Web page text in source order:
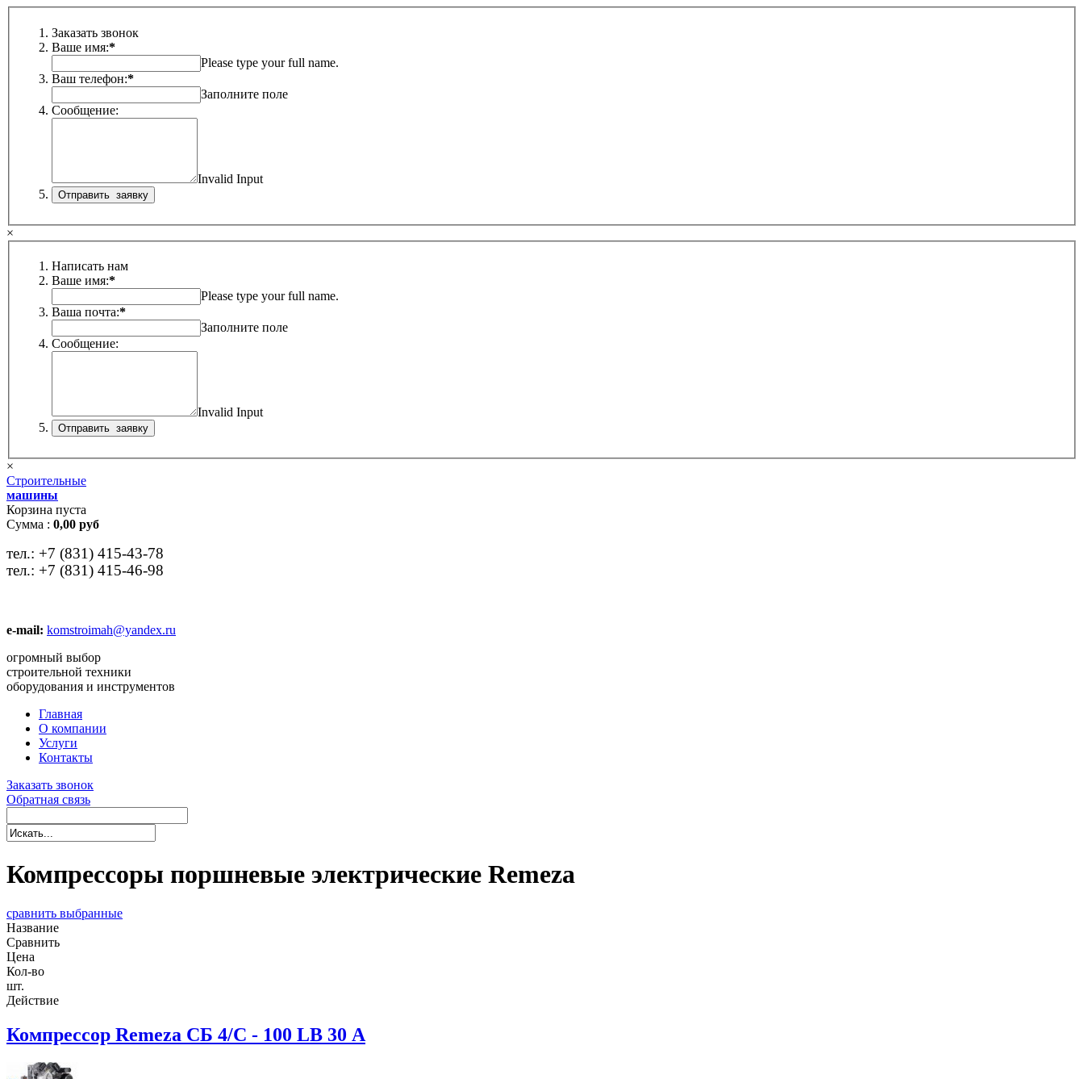
Заказать звонок
Ваше имя:*
Please type your full name.
Ваш телефон:*
Заполните поле
Сообщение:
Invalid Input
×
Написать нам
Ваше имя:*
Please type your full name.
Ваша почта:*
Заполните поле
Сообщение:
Invalid Input
×
Строительные
машины
Корзина пуста
Сумма : 0,00 руб
тел.: +7 (831) 415-43-78
тел.: +7 (831) 415-46-98
e-mail: komstroimah@yandex.ru
огромный выбор
строительной техники
оборудования и инструментов
Главная
О компании
Услуги
Контакты
Заказать звонок
Обратная связь
Компрессоры поршневые электрические Remeza
сравнить выбранные
Название
Сравнить
Цена
Кол-во
шт.
Действие
Компрессор Remeza СБ 4/С - 100 LB 30 А